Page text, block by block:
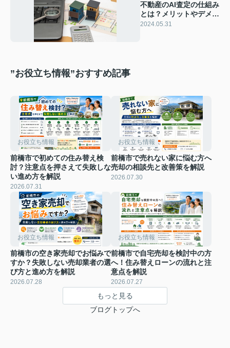
不動産のAI査定の仕組み
とは？メリットやデメリ
ットをご紹介
2024.05.31
”お役立ち情報”おすすめ記事
お役立ち情報
前橋市で初めての住み替え検
討？注意点を押さえて失敗しな
い進め方を解説
2026.07.31
お役立ち情報
前橋市で売れない家に悩む方へ
売却の相談先と改善策を解説
2026.07.30
お役立ち情報
前橋市の空き家売却でお悩みで
すか？失敗しない売却業者の選
び方と進め方を解説
2026.07.28
お役立ち情報
前橋市で自宅売却を検討中の方
へ！住み替えローンの流れと注
意点を解説
2026.07.27
もっと見る
ブログトップへ